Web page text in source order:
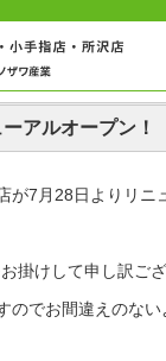
アルオープン！
が7月28日よりリニ
掛けして申し訳ご
のでお間違えのな